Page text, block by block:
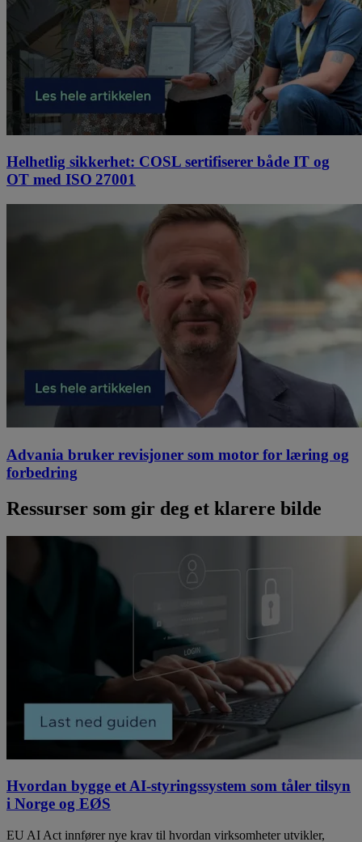
Helhetlig sikkerhet: COSL sertifiserer både IT og
OT med ISO 27001
Advania bruker revisjoner som motor for læring og
forbedring
Ressurser som gir deg et klarere bilde
Hvordan bygge et AI-styringssystem som tåler tilsyn
i Norge og EØS
EU AI Act innfører nye krav til hvordan virksomheter utvikler,